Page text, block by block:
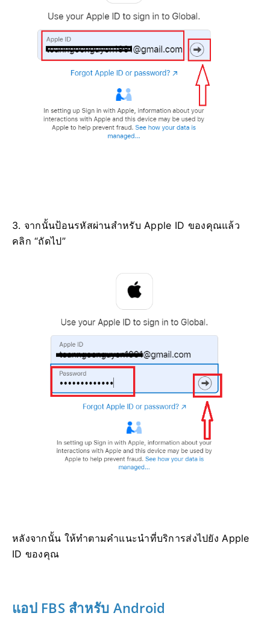
3. จากนั้นป้อนรหัสผ่านสำหรับ Apple ID ของคุณแล้ว
คลิก “ถัดไป”
หลังจากนั้น ให้ทำตามคำแนะนำที่บริการส่งไปยัง Apple
ID ของคุณ
แอป FBS สำหรับ Android